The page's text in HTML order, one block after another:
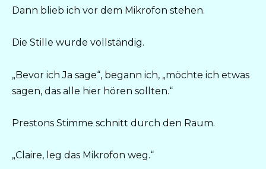
Dann blieb ich vor dem Mikrofon stehen.
Die Stille wurde vollständig.
„Bevor ich Ja sage“, begann ich, „möchte ich etwas
sagen, das alle hier hören sollten.“
Prestons Stimme schnitt durch den Raum.
„Claire, leg das Mikrofon weg.“